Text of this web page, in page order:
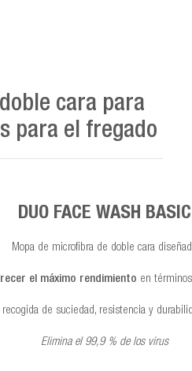
cara para
para el fregado
DUO FACE WASH BASIC
Mopa de microfibra de doble cara
el máximo rendimiento en
recogida de suciedad, resistencia y
Elimina el 99,9 % de los virus